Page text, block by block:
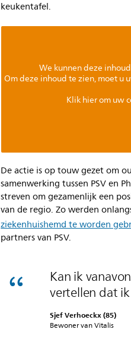
keukentafel.
We kunnen deze
Om deze inhoud te zien, moet u
Klik hier om uw
De actie is op touw gezet om
samenwerking tussen PSV en
streven om gezamenlijk een
van de regio. Zo werden
ziekenhuishemd te worden
partners van PSV.
Kan ik
vertellen dat
Sjef Verhoeckx (85)
Bewoner van Vitalis